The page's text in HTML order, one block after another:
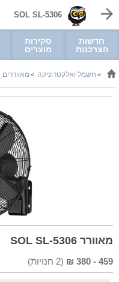
SOL SL-5306
חדשות
הצרכנות
סקירות
מוצרים
> חשמל ואלקטרוניקה >מאווררים
מאוורר SOL SL-5306
459
-
380
₪
(
2 חנויות)